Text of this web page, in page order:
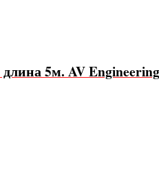
5м. AV Engineering